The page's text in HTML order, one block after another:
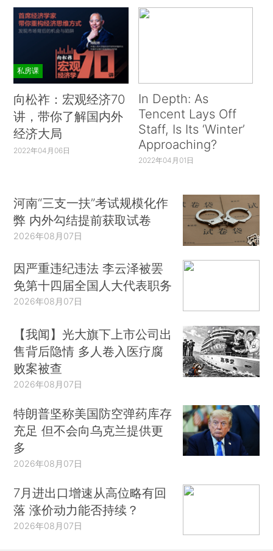
私房课
向松祚：宏观经济70
讲，带你了解国内外
经济大局
2022年04月06日
In Depth: As
Tencent Lays Off
Staff, Is Its ‘Winter’
Approaching?
2022年04月01日
河南“三支一扶”考试规模化作
弊 内外勾结提前获取试卷
2026年08月07日
因严重违纪违法 李云泽被罢
免第十四届全国人大代表职务
2026年08月07日
【我闻】光大旗下上市公司出
售背后隐情 多人卷入医疗腐
败案被查
2026年08月07日
特朗普坚称美国防空弹药库存
充足 但不会向乌克兰提供更
多
2026年08月07日
7月进出口增速从高位略有回
落 涨价动力能否持续？
2026年08月07日